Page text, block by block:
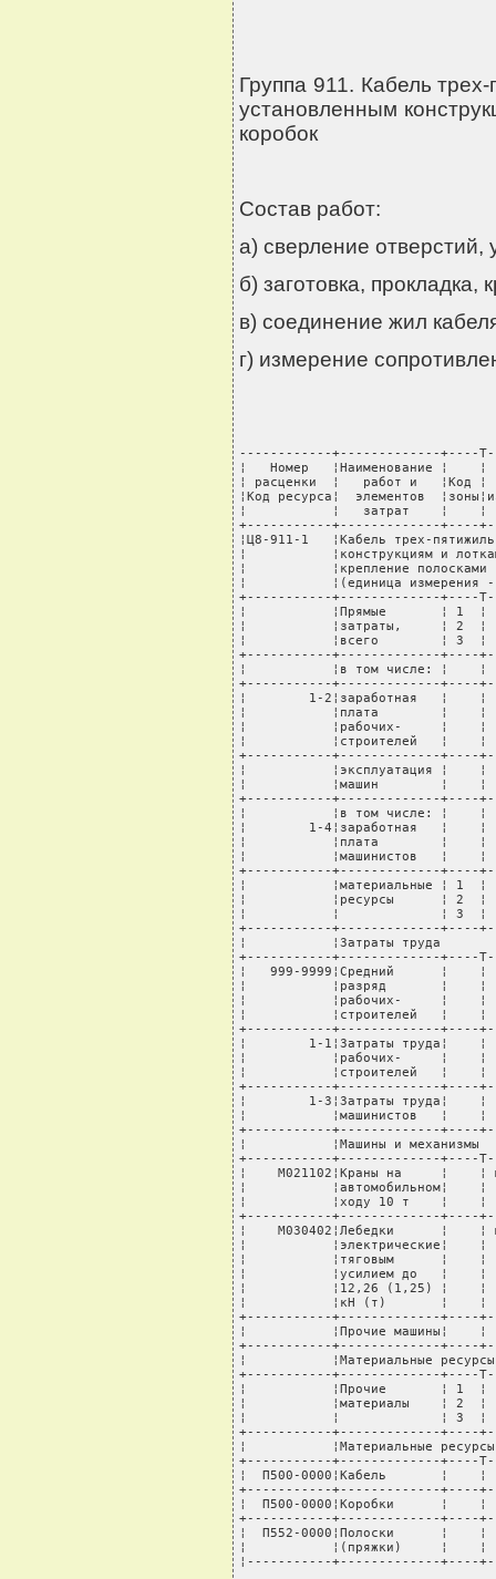
Группа 911. Кабель
установленным
коробок
Состав работ:
а) сверление отверстий,
б) заготовка, прокладка,
в) соединение жил
г) измерение
------------+-------------+----
¦   Номер   ¦Наименование ¦
¦ расценки  ¦   работ и   ¦Код ¦
¦Код ресурса¦  элементов
¦           ¦   затрат    ¦
+-----------+-------------+----
¦Ц8-911-1   ¦Кабель трех-
¦           ¦конструкциям и
¦           ¦крепление
¦           ¦(единица
+-----------+-------------+----
¦           ¦Прямые       ¦ 1
¦           ¦затраты,     ¦ 2
¦           ¦всего        ¦ 3
+-----------+-------------+----
¦           ¦в том числе:
+-----------+-------------+----
¦        1-2¦заработная   ¦
¦           ¦плата        ¦
¦           ¦рабочих-     ¦
¦           ¦строителей
+-----------+-------------+----
¦           ¦эксплуатация ¦
¦           ¦машин        ¦
+-----------+-------------+----
¦           ¦в том числе:
¦        1-4¦заработная   ¦
¦           ¦плата        ¦
¦           ¦машинистов
+-----------+-------------+----
¦           ¦материальные ¦
¦           ¦ресурсы      ¦ 2
¦           ¦             ¦ 3  ¦
+-----------+-------------+----
¦           ¦Затраты
+-----------+-------------+----
¦   999-9999¦Средний
¦           ¦разряд       ¦
¦           ¦рабочих-     ¦
¦           ¦строителей
+-----------+-------------+----
¦        1-1¦Затраты
¦           ¦рабочих-     ¦
¦           ¦строителей
+-----------+-------------+----
¦        1-3¦Затраты
¦           ¦машинистов
+-----------+-------------+----
¦           ¦Машины и
+-----------+-------------+----
¦    М021102¦Краны на     ¦
¦
¦           ¦ходу 10 т    ¦
+-----------+-------------+----
¦    М030402¦Лебедки      ¦
¦
¦           ¦тяговым      ¦
¦           ¦усилием до
¦           ¦12,26 (1,25) ¦
¦           ¦кН (т)       ¦
+-----------+-------------+----
¦           ¦Прочие машины¦
+-----------+-------------+----
¦           ¦Материальные
+-----------+-------------+----
¦           ¦Прочие       ¦ 1
¦           ¦материалы    ¦ 2
¦           ¦             ¦ 3  ¦
+-----------+-------------+----
¦           ¦Материальные
+-----------+-------------+----
¦  П500-0000¦Кабель
+-----------+-------------+----
¦  П500-0000¦Коробки
+-----------+-------------+----
¦  П552-0000¦Полоски
¦           ¦(пряжки)     ¦
¦-----------+-------------+----